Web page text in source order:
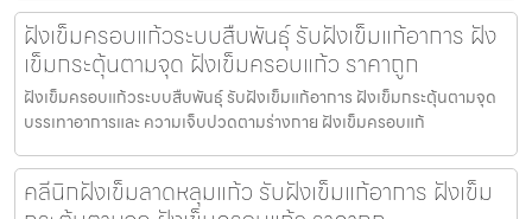
ฝังเข็มครอบแก้วระบบสืบพันธุ์ รับฝังเข็มแก้อาการ ฝัง
เข็มกระตุ้นตามจุด ฝังเข็มครอบแก้ว ราคาถูก
ฝังเข็มครอบแก้วระบบสืบพันธุ์ รับฝังเข็มแก้อาการ ฝังเข็มกระตุ้นตามจุด
บรรเทาอาการและ ความเจ็บปวดตามร่างกาย ฝังเข็มครอบแก้
คลีนิกฝังเข็มลาดหลุมแก้ว รับฝังเข็มแก้อาการ ฝังเข็ม